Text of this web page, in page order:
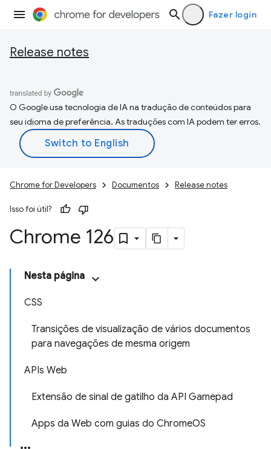
Fazer login
Release notes
O Google usa tecnologia de IA na tradução de conteúdos para
seu idioma de preferência. As traduções com IA podem ter erros.
Chrome for Developers Documentos Release notes
Isso foi útil?
Chrome 126
Nesta página
CSS
Transições de visualização de vários documentos
para navegações de mesma origem
APIs Web
Extensão de sinal de gatilho da API Gamepad
Apps da Web com guias do ChromeOS